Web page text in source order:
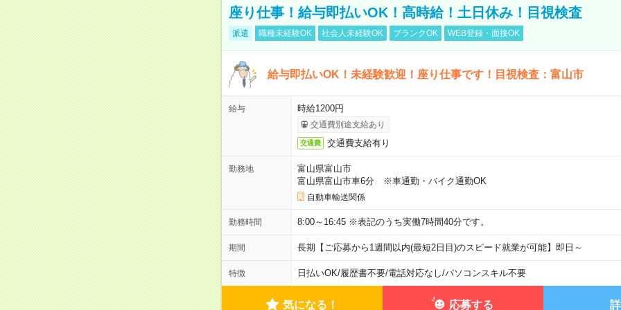
座り仕事！給与即払いOK！高時給！土日休み！目視検査
派遣 職種未経験OK 社会人未経験OK ブランクOK WEB登録・面接OK
給与即払いOK！未経験歓迎！座り仕事です！目視検査：富山市
給与 時給1200円
交通費別途支給あり
交通費 交通費支給有り
勤務地
富山県富山市
富山県富山市車6分 ※車通勤・バイク通勤OK
自動車輸送関係
勤務時間 8:00～16:45 ※表記のうち実働7時間40分です。
期間 長期【ご応募から1週間以内(最短2日目)のスピード就業が可能】即日～
特徴 日払いOK/履歴書不要/電話対応なし/パソコンスキル不要
気になる！ 応募する